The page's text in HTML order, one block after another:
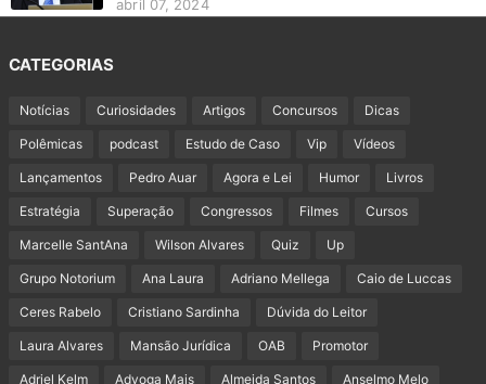
abril 07, 2024
CATEGORIAS
Notícias Curiosidades Artigos Concursos Dicas
Polêmicas podcast Estudo de Caso Vip Vídeos
Lançamentos Pedro Auar Agora e Lei Humor Livros
Estratégia Superação Congressos Filmes Cursos
Marcelle SantAna Wilson Alvares Quiz Up
Grupo Notorium Ana Laura Adriano Mellega Caio de Luccas
Ceres Rabelo Cristiano Sardinha Dúvida do Leitor
Laura Alvares Mansão Jurídica OAB Promotor
Adriel Kelm Advoga Mais Almeida Santos Anselmo Melo